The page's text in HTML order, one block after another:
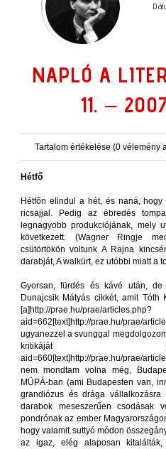
NAPLÓ A
11. –
Tartalom értékelése (0 vélemény
Hétfő
Hétfőn elindul a hét, és naná,
ricsajjal. Pedig az ébredés
legnagyobb produkciójának, mely
következett. (Wagner Ringje
csütörtökön voltunk A Rajna
darabját, A walkürt, ez utóbbi miatt a
Gyorsan, fürdés és kávé után, de
Dunajcsik Mátyás cikkét, amit Tóth
[a]http://prae.hu/prae/articles.php?
aid=662[text]http://prae.hu/prae/
ugyanezzel a svunggal
kritikáját [a]http://
aid=660[text]http://prae.hu/prae/
nem mondtam volna még,
MÜPÁ-ban (ami Budapesten van,
grandiózus és drága
darabok meseszerűen csodásak
pondrónak az ember
hogy valamit suttyó módon
az igaz, elég alaposan kitalálták,